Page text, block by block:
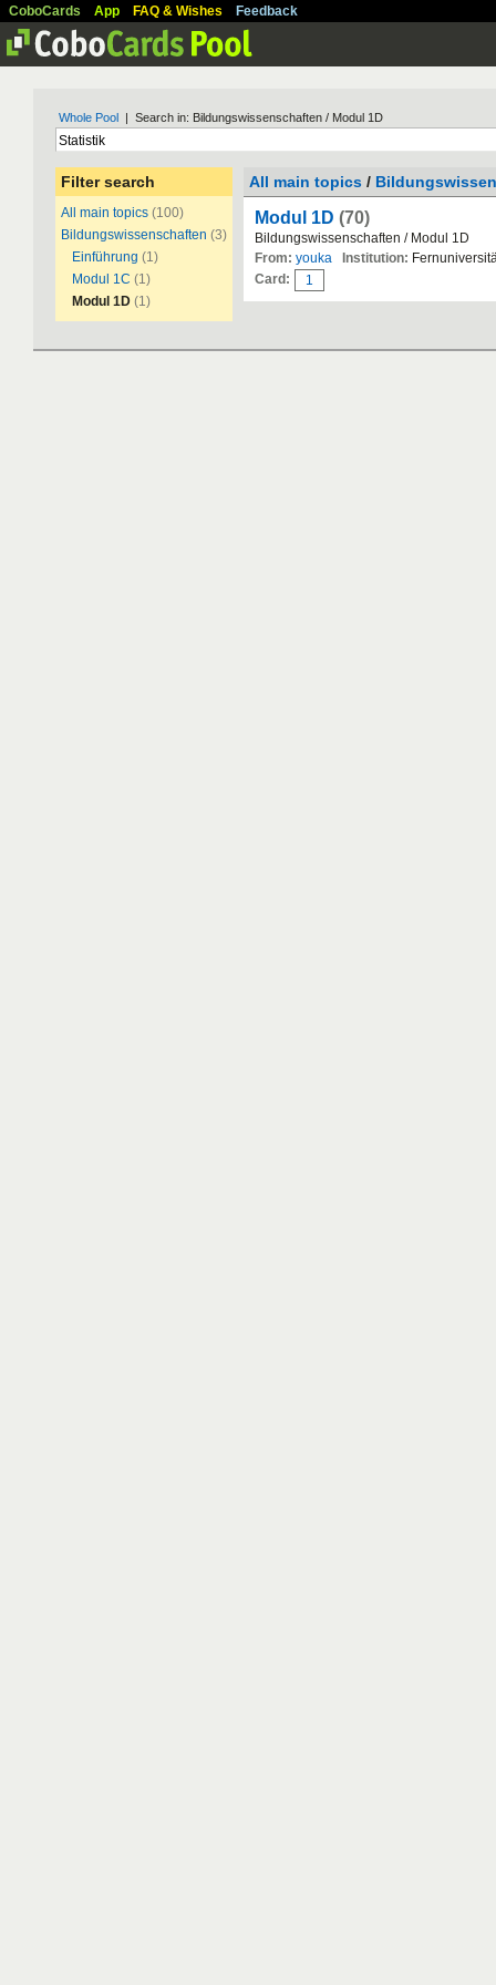
CoboCards App FAQ & Wishes Feedback
Whole Pool | Search in: Bildungswissenschaften / Modul 1D
Filter search
All main topics (100)
Bildungswissenschaften (3)
Einführung (1)
Modul 1C (1)
Modul 1D (1)
All main topics /
Modul 1D (70)
Bildungswissenschaften / Modul 1D
From: youka Institution:
Card:
1